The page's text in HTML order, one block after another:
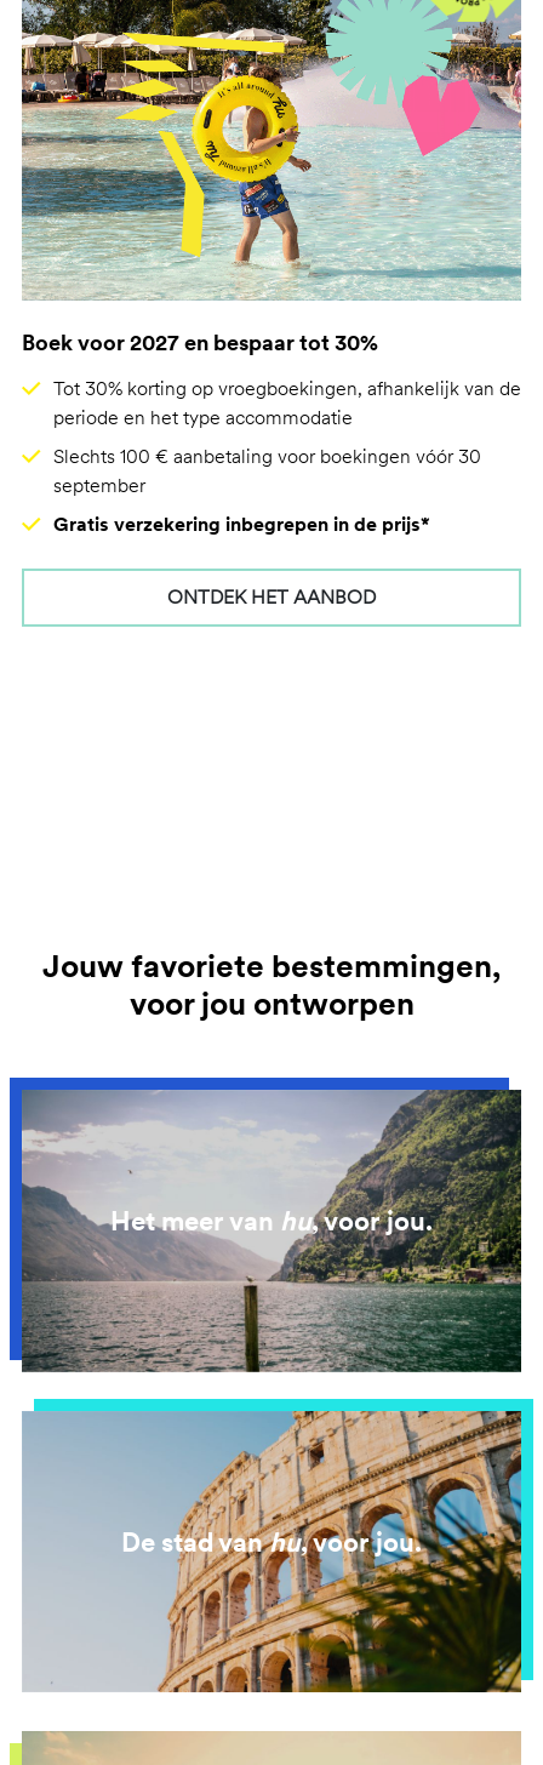
Boek voor 2027 en bespaar tot 30%
Tot 30% korting op vroegboekingen, afhankelijk van de
periode en het type accommodatie
Slechts 100 € aanbetaling voor boekingen vóór 30
september
Gratis verzekering inbegrepen in de prijs*
ONTDEK HET AANBOD
Jouw favoriete bestemmingen,
voor jou ontworpen
Het meer van hu, voor jou.
De stad vanhu, voor jou.